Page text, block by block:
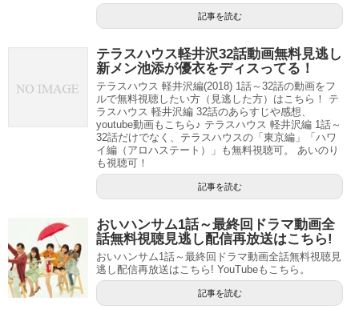
記事を読む
テラスハウス軽井沢32話動画無料見逃し
新メン池添が優衣をディスってる！
テラスハウス 軽井沢編(2018) 1話～32話の動画をフ
ルで無料視聴したい方（見逃した方）はこちら！ テ
ラスハウス 軽井沢編 32話のあらすじや感想、
youtube動画もこちら♪ テラスハウス 軽井沢編 1話～
32話だけでなく、テラスハウスの「東京編」「ハワ
イ編（アロハステート）」も無料視聴可。 あいのり
も視聴可！
記事を読む
おいハンサム1話～最終回ドラマ動画全
話無料視聴見逃し配信再放送はこちら!
おいハンサム1話～最終回ドラマ動画全話無料視聴見
逃し配信再放送はこちら! YouTubeもこちら。
記事を読む